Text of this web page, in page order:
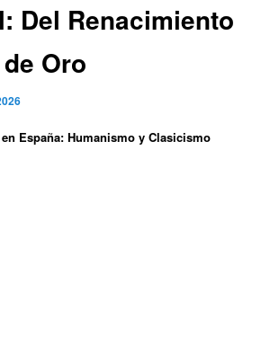
Del Renacimiento
Oro
España: Humanismo y Clasicismo